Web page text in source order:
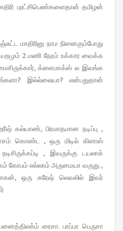
புரட்சிபெண்களைதான் தமிழன்
மாதிரினு நாம நினைகும்போது
2 மணி நேரம் உக்கார வைக்க
க்ளைமாக்ஸ் ல இவங்க
இல்ல்லையா? என்பதுதான்
கல்யாண், பிரமாதமான நடிப்பு ,
கொண்ட , ஒரு மிடில் கிளாஸ்
, இவருக்கு டயலாக்
கோபம் எல்லாம் அருமையா வருது. ,
ஒரு சுரேஷ் லெவலில் இவர்
ரைசா. பாப்பா பெருசா